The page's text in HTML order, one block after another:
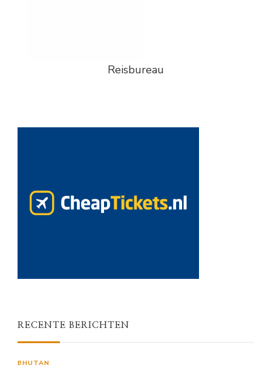
Reisbureau
RECENTE BERICHTEN
BHUTAN